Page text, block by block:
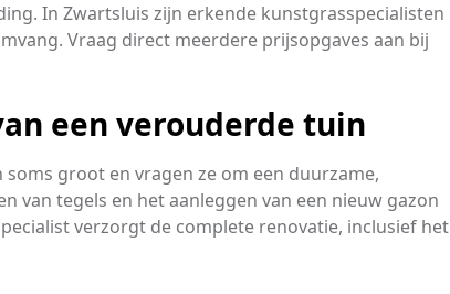
In Zwartsluis zijn erkende kunstgrasspecialisten
Vraag direct meerdere prijsopgaves aan bij
een verouderde tuin
groot en vragen ze om een duurzame,
van tegels en het aanleggen van een nieuw gazon
verzorgt de complete renovatie, inclusief het